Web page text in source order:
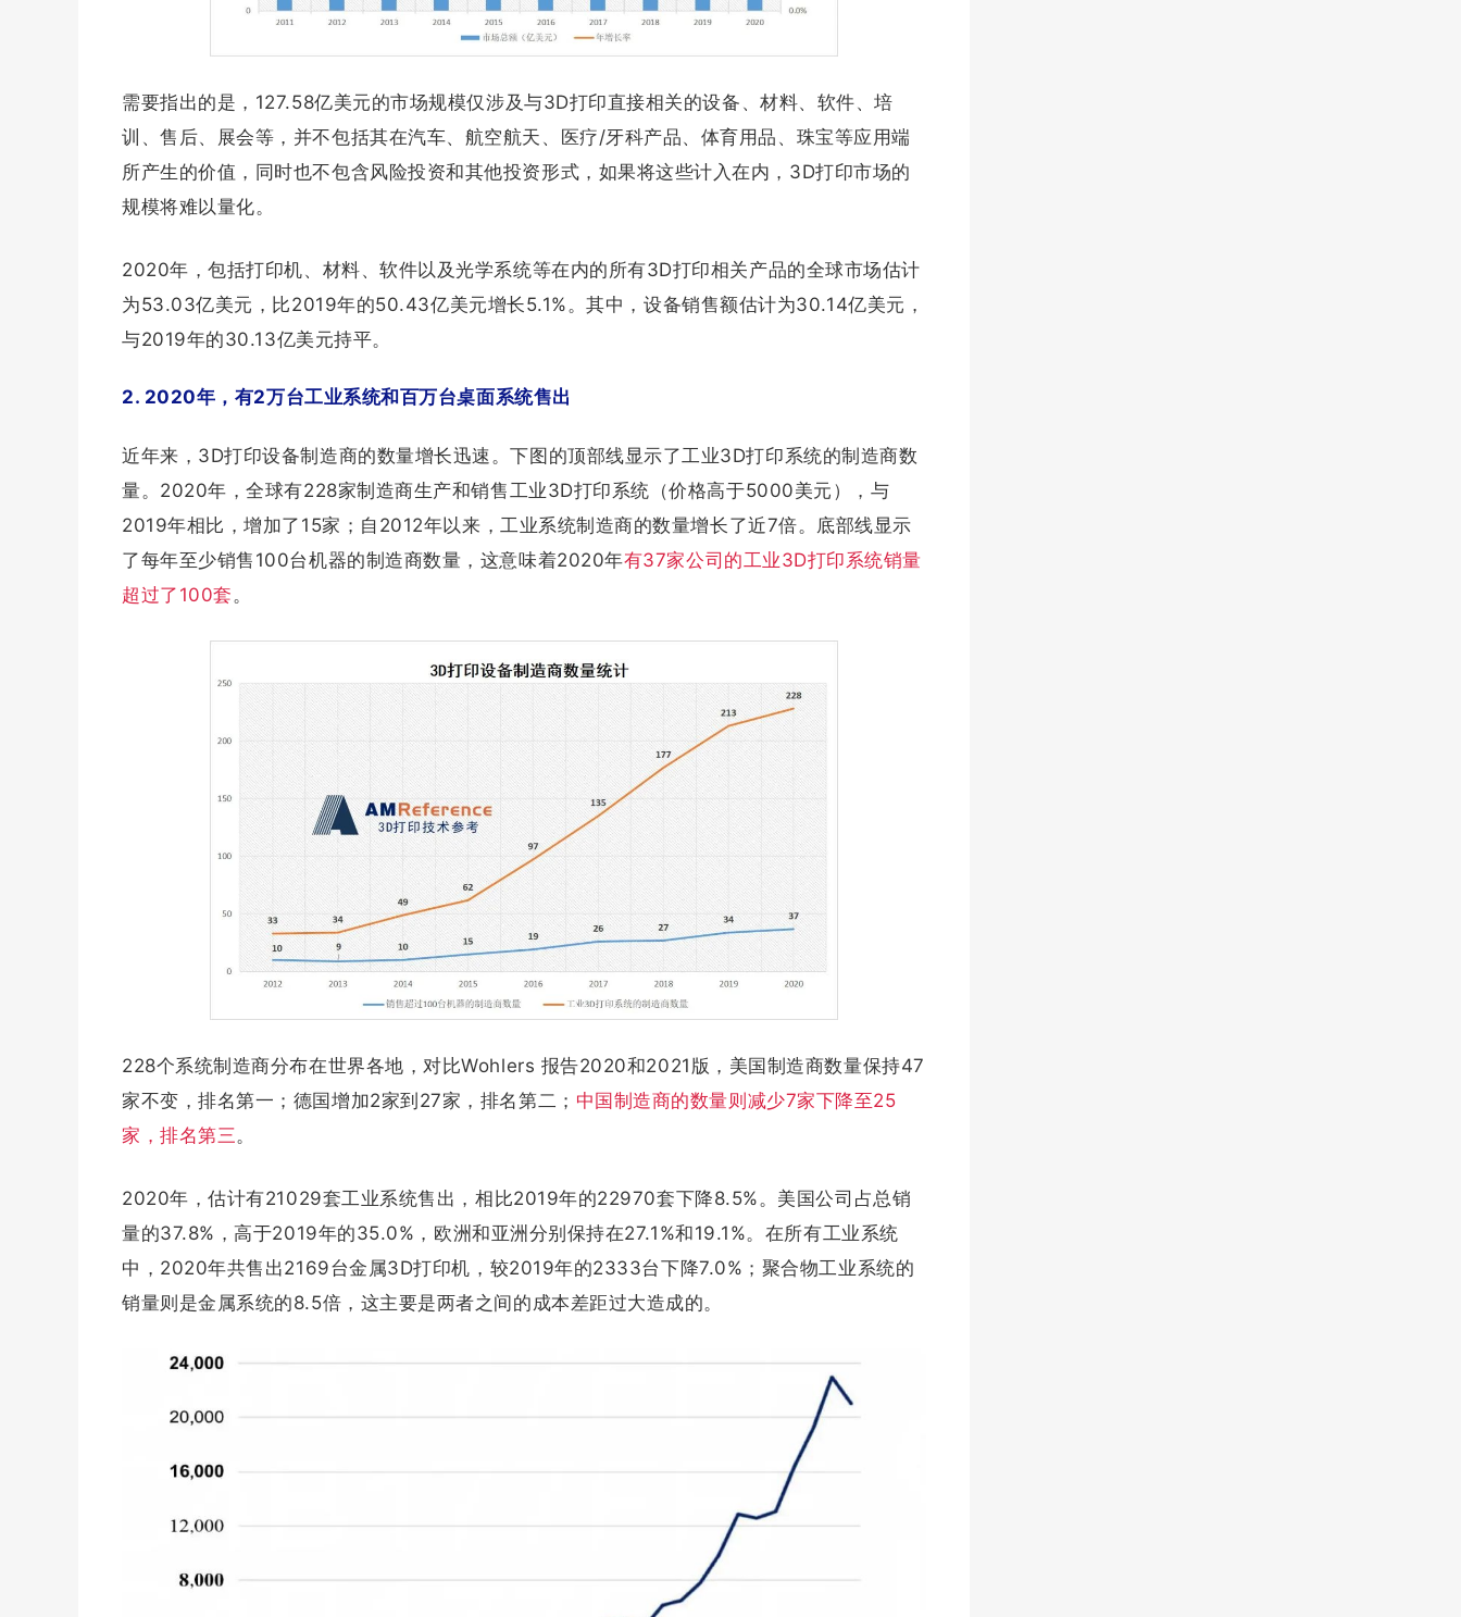
需要指出的是，127.58亿美元的市场规模仅涉及与3D打印直接相关的设备、材料、软件、培
训、售后、展会等，并不包括其在汽车、航空航天、医疗/牙科产品、体育用品、珠宝等应用端
所产生的价值，同时也不包含风险投资和其他投资形式，如果将这些计入在内，3D打印市场的
规模将难以量化。
2020年，包括打印机、材料、软件以及光学系统等在内的所有3D打印相关产品的全球市场估计
为53.03亿美元，比2019年的50.43亿美元增长5.1%。其中，设备销售额估计为30.14亿美元，
与2019年的30.13亿美元持平。
2. 2020年，有2万台工业系统和百万台桌面系统售出
近年来，3D打印设备制造商的数量增长迅速。下图的顶部线显示了工业3D打印系统的制造商数
量。2020年，全球有228家制造商生产和销售工业3D打印系统（价格高于5000美元），与
2019年相比，增加了15家；自2012年以来，工业系统制造商的数量增长了近7倍。底部线显示
了每年至少销售100台机器的制造商数量，这意味着2020年有37家公司的工业3D打印系统销量
超过了100套。
228个系统制造商分布在世界各地，对比Wohlers 报告2020和2021版，美国制造商数量保持47
家不变，排名第一；德国增加2家到27家，排名第二； 中国制造商的数量则减少7家下降至25
家，排名第三。
2020年，估计有21029套工业系统售出，相比2019年的22970套下降8.5%。美国公司占总销
量的37.8%，高于2019年的35.0%，欧洲和亚洲分别保持在27.1%和19.1%。在所有工业系统
中，2020年共售出2169台金属3D打印机，较2019年的2333台下降7.0%；聚合物工业系统的
销量则是金属系统的8.5倍，这主要是两者之间的成本差距过大造成的。